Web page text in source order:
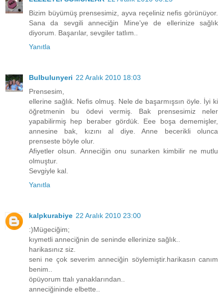
Bizim büyümüş prensesimiz, ayva reçeliniz nefis görünüyor.
Sana da sevgili anneciğin Mine'ye de ellerinize sağlık
diyorum. Başarılar, sevgiler tatlım..
Yanıtla
Bulbulunyeri 22 Aralık 2010 18:03
Prensesim,
ellerine sağlık. Nefis olmuş. Nele de başarmışsın öyle. İyi ki
öğretmenin bu ödevi vermiş. Bak prensesimiz neler
yapabilirmiş hep beraber gördük. Eee boşa dememişler,
annesine bak, kızını al diye. Anne becerikli olunca
prenseste böyle olur.
Afiyetler olsun. Anneciğin onu sunarken kimbilir ne mutlu
olmuştur.
Sevgiyle kal.
Yanıtla
kalpkurabiye 22 Aralık 2010 23:00
:)Mügeciğim;
kıymetli anneciğnin de seninde ellerinize sağlık..
harikasınız siz.
seni ne çok severim anneciğin söylemiştir.harikasın canım
benim..
öpüyorum ttalı yanaklarından..
anneciğininde elbette..